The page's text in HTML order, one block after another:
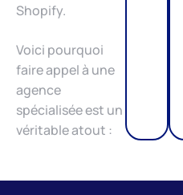
Shopify.
Voici pourquoi
faire appel à une
agence
spécialisée est un
véritable atout :